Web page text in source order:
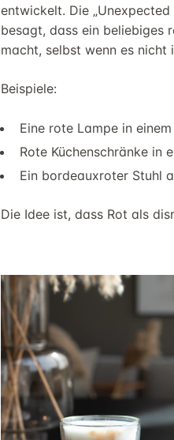
entwickelt. Die
besagt, dass ein beliebiges
macht, selbst wenn es nicht
Beispiele:
Eine rote Lampe in
Rote Küchenschränke in
Ein bordeauxroter Stuhl
Die Idee ist, dass Rot als